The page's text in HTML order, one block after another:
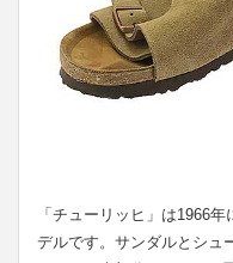
「チューリッヒ」は1966
デルです。サンダルとシュ